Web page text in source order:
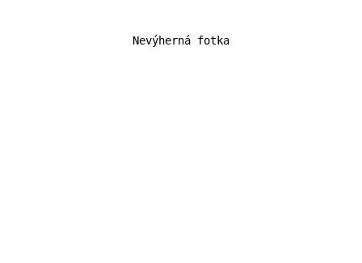
Nevýherná fotka